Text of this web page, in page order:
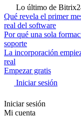
Lo último de
Qué revela el primer
real del software
Por qué una sola
soporte
La incorporación
real
Empezar gratis
Iniciar sesión
Iniciar sesión
Mi cuenta